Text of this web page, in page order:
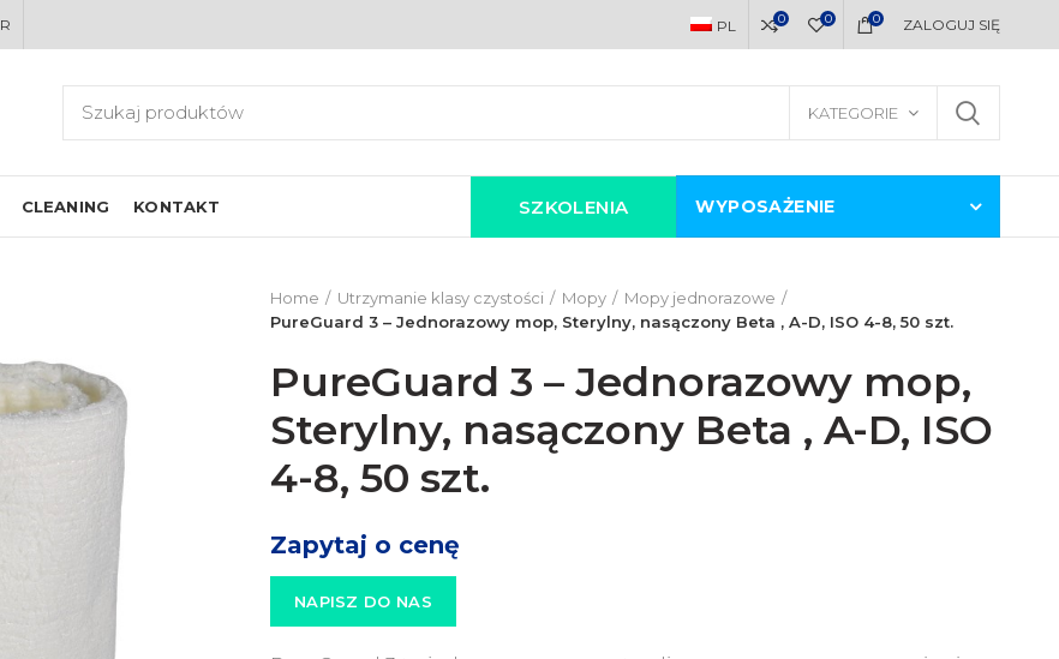
PL 0 0 0 ZALOGUJ SIĘ
KATEGORIE
CLEANING KONTAKT SZKOLENIA WYPOSAŻENIE
Home Utrzymanie klasy czystości Mopy
Mopy jednorazowe
PureGuard 3 – Jednorazowy mop, Sterylny, nasączony Beta , A-D, ISO 4-8, 50 szt.
PureGuard 3 – Jednorazowy mop,
Sterylny, nasączony Beta , A-D, ISO
4-8, 50 szt.
Zapytaj o cenę
NAPISZ DO NAS